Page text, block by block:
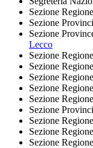
Sezione
Sezione
Sezione
Lecco
Sezione
Sezione
Sezione
Sezione
Sezione
Sezione
Sezione
Sezione
Sezione